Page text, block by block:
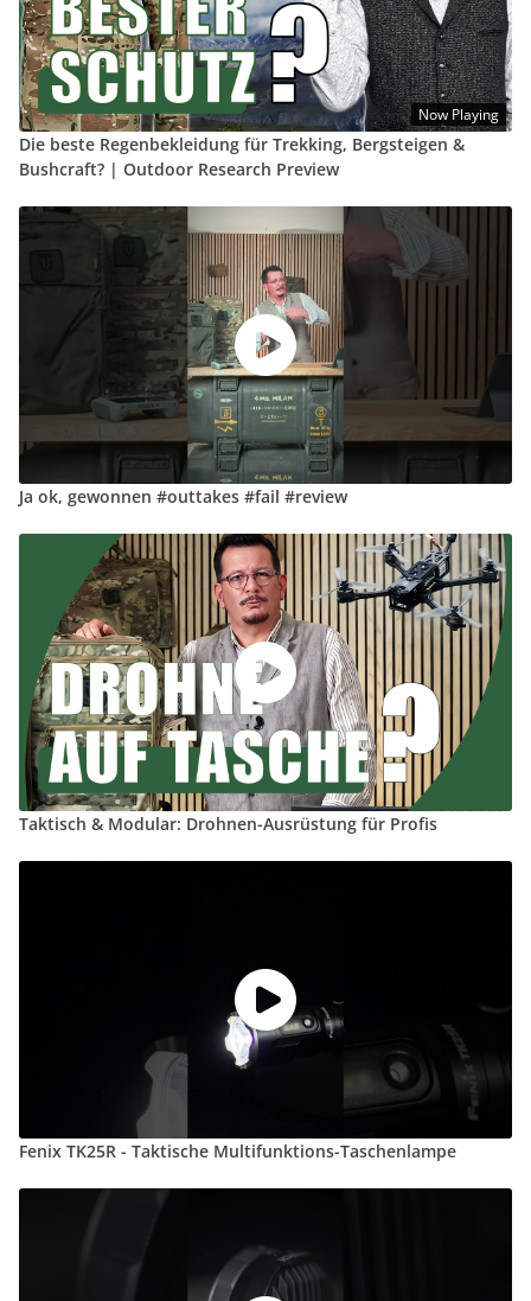
Now Playing
Die beste Regenbekleidung für Trekking, Bergsteigen &
Bushcraft? | Outdoor Research Preview
Ja ok, gewonnen #outtakes #fail #review
Taktisch & Modular: Drohnen-Ausrüstung für Profis
Fenix TK25R - Taktische Multifunktions-Taschenlampe